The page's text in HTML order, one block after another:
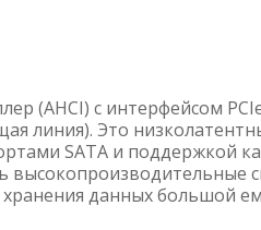
(AHCI) с интерфейсом
линия). Это
SATA и поддержкой
данных большой